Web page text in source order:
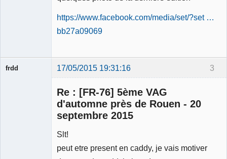
https://www.facebook.com/media/set/?set …
bb27a09069
3
frdd 17/05/2015 19:31:16
Re : [FR-76] 5ème VAG
d'automne près de Rouen - 20
septembre 2015
Slt!
peut etre present en caddy, je vais motiver